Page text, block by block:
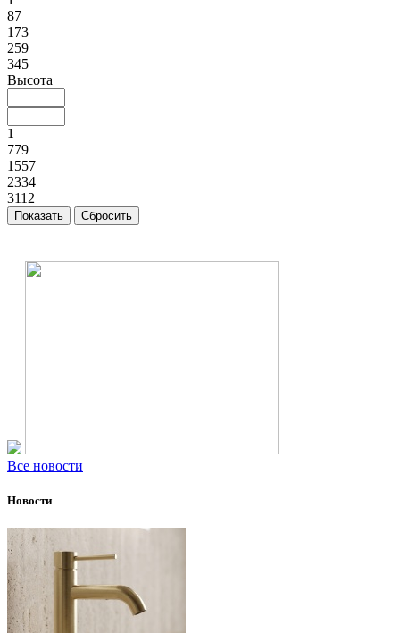
87
173
259
345
Высота
1
779
1557
2334
3112
Все новости
Новости